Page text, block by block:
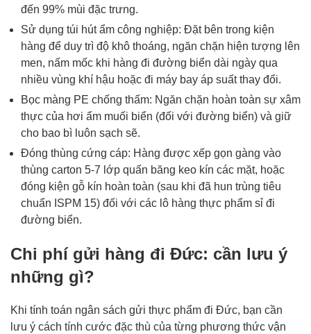
đến 99% mùi đặc trưng.
Sử dụng túi hút ẩm công nghiệp: Đặt bên trong kiện
hàng để duy trì độ khô thoáng, ngăn chặn hiện tượng lên
men, nấm mốc khi hàng đi đường biển dài ngày qua
nhiều vùng khí hậu hoặc đi máy bay áp suất thay đổi.
Bọc màng PE chống thấm: Ngăn chặn hoàn toàn sự xâm
thực của hơi ẩm muối biển (đối với đường biển) và giữ
cho bao bì luôn sạch sẽ.
Đóng thùng cứng cáp: Hàng được xếp gọn gàng vào
thùng carton 5-7 lớp quấn băng keo kín các mặt, hoặc
đóng kiện gỗ kín hoàn toàn (sau khi đã hun trùng tiêu
chuẩn ISPM 15) đối với các lô hàng thực phẩm sỉ đi
đường biển.
Chi phí gửi hàng đi Đức: cần lưu ý
những gì?
Khi tính toán ngân sách gửi thực phẩm đi Đức, bạn cần
lưu ý cách tính cước đặc thù của từng phương thức vận